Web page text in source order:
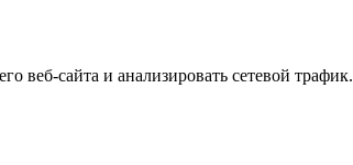
веб-сайта и анализировать сетевой трафик.